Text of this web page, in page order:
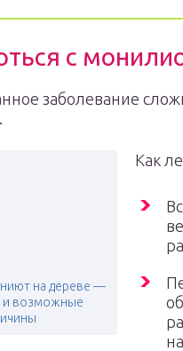
с
заболевание
на дереве —
и возможные
Как